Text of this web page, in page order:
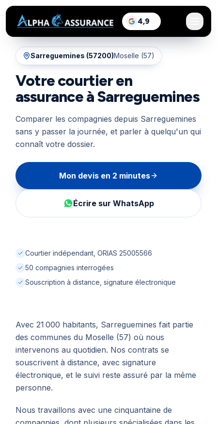
4,9
sur Google, voir les
Sarreguemines (57200)Moselle (57)
Votre courtier en
assurance à Sarreguemines
Comparer les compagnies depuis Sarreguemines
sans y passer la journée, et parler à quelqu'un qui
connaît votre dossier.
Mon devis en 2 minutes
Écrire sur WhatsApp
Courtier indépendant, ORIAS 25005566
50 compagnies interrogées
Souscription à distance, signature électronique
Avec 21 000 habitants, Sarreguemines fait partie
des communes du Moselle (57) où nous
intervenons au quotidien. Nos contrats se
souscrivent à distance, avec signature
électronique, et le suivi reste assuré par la même
personne.
Nous travaillons avec une cinquantaine de